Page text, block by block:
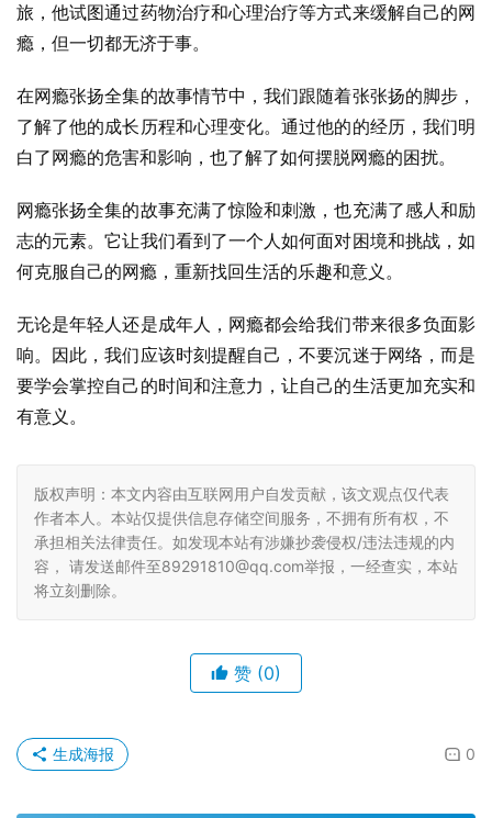
旅，他试图通过药物治疗和心理治疗等方式来缓解自己的网
瘾，但一切都无济于事。
在网瘾张扬全集的故事情节中，我们跟随着张张扬的脚步，
了解了他的成长历程和心理变化。通过他的的经历，我们明
白了网瘾的危害和影响，也了解了如何摆脱网瘾的困扰。
网瘾张扬全集的故事充满了惊险和刺激，也充满了感人和励
志的元素。它让我们看到了一个人如何面对困境和挑战，如
何克服自己的网瘾，重新找回生活的乐趣和意义。
无论是年轻人还是成年人，网瘾都会给我们带来很多负面影
响。因此，我们应该时刻提醒自己，不要沉迷于网络，而是
要学会掌控自己的时间和注意力，让自己的生活更加充实和
有意义。
版权声明：本文内容由互联网用户自发贡献，该文观点仅代表
作者本人。本站仅提供信息存储空间服务，不拥有所有权，不
承担相关法律责任。如发现本站有涉嫌抄袭侵权/违法违规的内
容， 请发送邮件至89291810@qq.com举报，一经查实，本站
将立刻删除。
赞 (0)
0
生成海报